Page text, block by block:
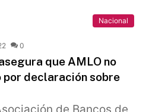
Nacional
0
que AMLO no
por declaración sobre